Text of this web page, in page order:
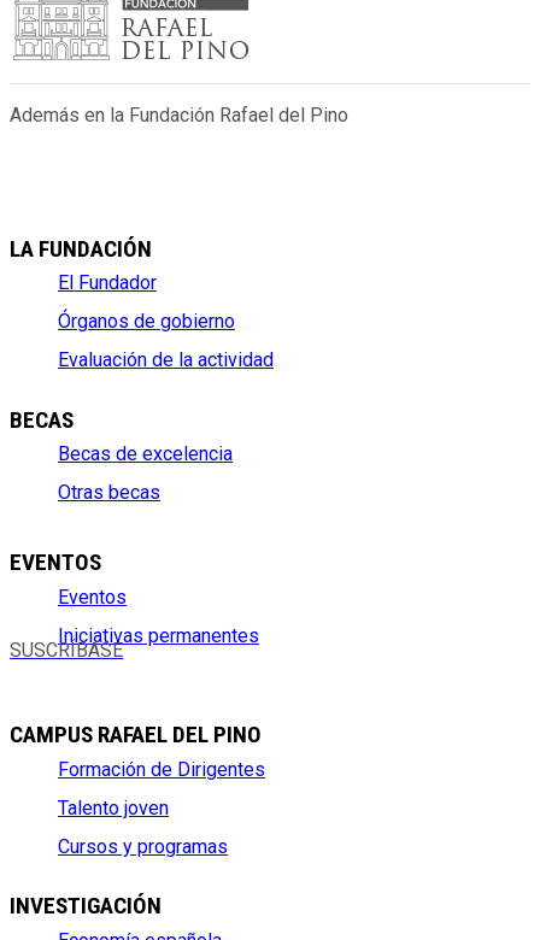
Además en la Fundación Rafael del Pino
LA FUNDACIÓN
El Fundador
Órganos de gobierno
Evaluación de la actividad
BECAS
Becas de excelencia
Otras becas
EVENTOS
Eventos
Iniciativas permanentes
SUSCRÍBASE
CAMPUS RAFAEL DEL PINO
Formación de Dirigentes
Talento joven
Cursos y programas
INVESTIGACIÓN